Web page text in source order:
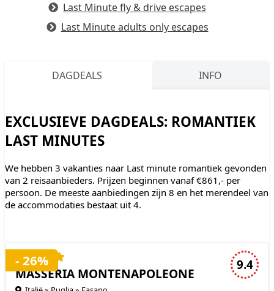
Last Minute fly & drive escapes
Last Minute adults only escapes
DAGDEALS INFO
EXCLUSIEVE DAGDEALS: ROMANTIEK
LAST MINUTES
We hebben 3 vakanties naar Last minute romantiek gevonden
van 2 reisaanbieders. Prijzen beginnen vanaf €861,- per
persoon. De meeste aanbiedingen zijn 8 en het merendeel van
de accommodaties bestaat uit 4.
9.4
MASSERIA MONTENAPOLEONE
- 26%